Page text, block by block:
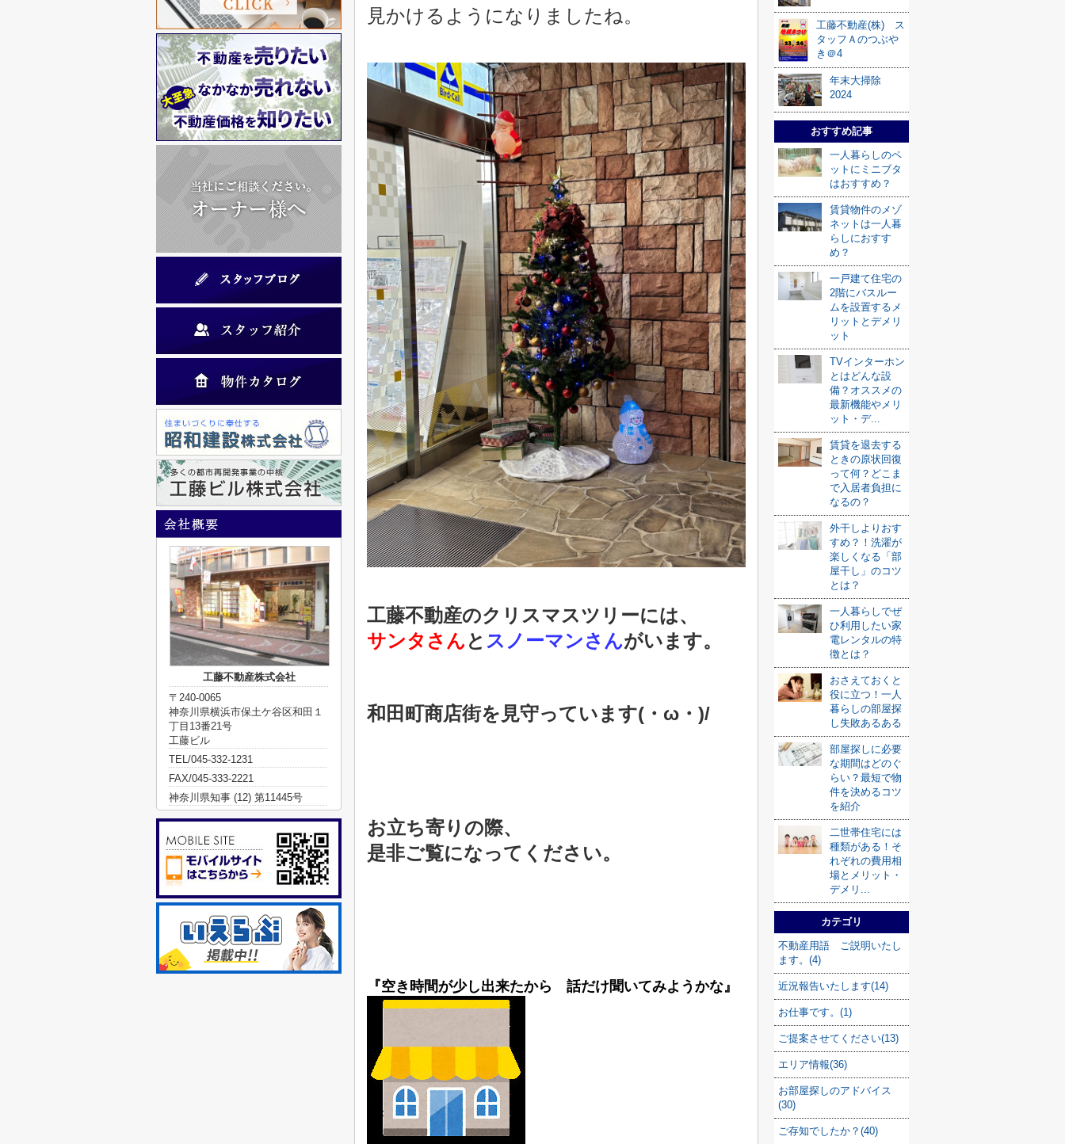
見かけるようになりましたね。
工藤不動産のクリスマスツリーには、
サンタさんと スノーマンさんがいます。
和田町商店街を見守っています(・ω・)/
お立ち寄りの際、
是非ご覧になってください。
『空き時間が少し出来たから 話だけ聞いてみようかな』
工藤不動産(株) ス
タッフＡのつぶや
き＠4
年末大掃除
2024
おすすめ記事
一人暮らしのペ
ットにミニブタ
はおすすめ？
賃貸物件のメゾ
ネットは一人暮
らしにおすす
め？
一戸建て住宅の
2階にバスルー
ムを設置するメ
リットとデメリ
ット
TVインターホン
とはどんな設
備？オススメの
最新機能やメリ
ット・デ...
賃貸を退去する
ときの原状回復
って何？どこま
で入居者負担に
なるの？
外干しよりおす
すめ？！洗濯が
楽しくなる「部
屋干し」のコツ
とは？
一人暮らしでぜ
ひ利用したい家
電レンタルの特
徴とは？
おさえておくと
役に立つ！一人
暮らしの部屋探
し失敗あるある
部屋探しに必要
な期間はどのぐ
らい？最短で物
件を決めるコツ
を紹介
二世帯住宅には
種類がある！そ
れぞれの費用相
場とメリット・
デメリ...
カテゴリ
不動産用語 ご説明いたし
ます。(4)
近況報告いたします(14)
お仕事です。(1)
ご提案させてください(13)
エリア情報(36)
お部屋探しのアドバイス
(30)
ご存知でしたか？(40)
工藤不動産株式会社
〒240-0065
神奈川県横浜市保土ケ谷区和田１
丁目13番21号
工藤ビル
TEL/045-332-1231
FAX/045-333-2221
神奈川県知事 (12) 第11445号